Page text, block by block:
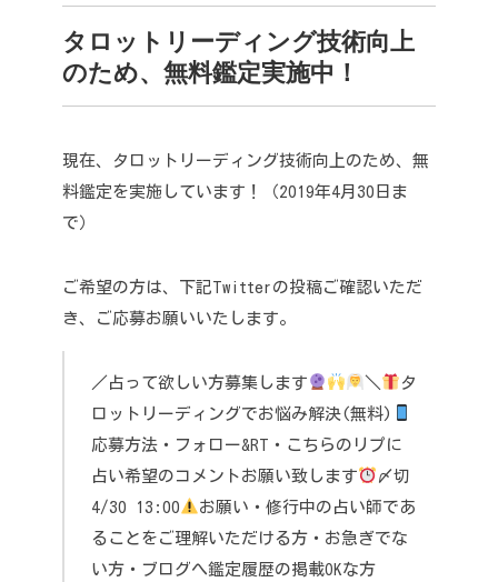
タロットリーディング技術向上
のため、無料鑑定実施中！
現在、タロットリーディング技術向上のため、無
料鑑定を実施しています！（2019年4月30日ま
で）
ご希望の方は、下記Twitterの投稿ご確認いただ
き、ご応募お願いいたします。
／占って欲しい方募集します ＼
タ
ロットリーディングでお悩み解決(無料)
応募方法 ・フォロー&RT ・こちらのリプに
占い希望のコメントお願い致します
〆切
4/30 13:00
お願い ・修行中の占い師であ
ることをご理解いただける方 ・お急ぎでな
い方 ・ブログへ鑑定履歴の掲載OKな方